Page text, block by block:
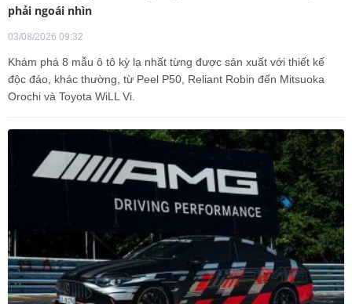
phải ngoái nhìn
03/08/2026 09:32
Khám phá 8 mẫu ô tô kỳ lạ nhất từng được sản xuất với thiết kế
độc đáo, khác thường, từ Peel P50, Reliant Robin đến Mitsuoka
Orochi và Toyota WiLL Vi.